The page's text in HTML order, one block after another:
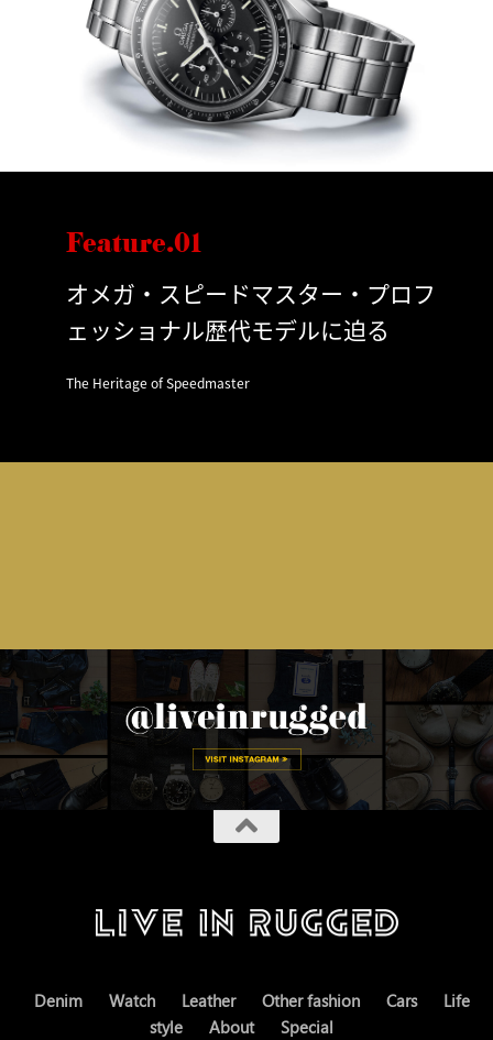
Feature.01
オメガ・スピードマスター・プロフ
ェッショナル歴代モデルに迫る
The Heritage of Speedmaster
Denim Watch Leather Other fashion Cars
Life
style
About Special